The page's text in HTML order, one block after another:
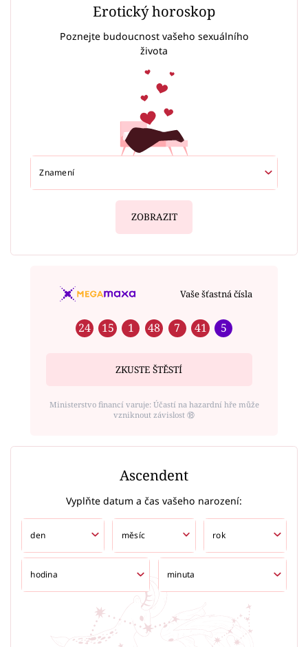
Erotický horoskop
Poznejte budoucnost vašeho sexuálního
života
ZOBRAZIT
Vaše šťastná čísla
24 15 1 48 7 41 5
ZKUSTE ŠTĚSTÍ
Ministerstvo financí varuje: Účastí na hazardní hře může
vzniknout závislost ⑱
Ascendent
Vyplňte datum a čas vašeho narození: